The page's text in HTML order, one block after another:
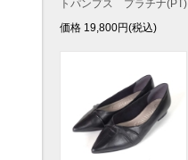
トパンプス プラチナ(PT)
価格 19,800円(税込)